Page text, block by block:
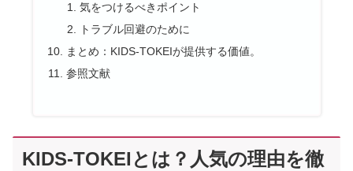
気をつけるべきポイント
トラブル回避のために
まとめ：KIDS-TOKEIが提供する価値。
参照文献
KIDS-TOKEIとは？人気の理由を徹